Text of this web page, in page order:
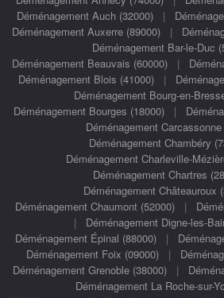
Déménagement Auch (32000)|
Déménagement Auxerre (89000) |
Déménagement Bar-le-Duc
Déménagement Beauvais (60000) |
Déménagement Blois (41000) |
Déménagement Bourg-en-
Déménagement Bourges (18000)|
Déménagement
Déménagement Chambéry
Déménagement Charleville-
Déménagement Chartres
Déménagement Châteauroux
Déménagement Chaumont (52000)|
| Déménagement Digne-les-
Déménagement Épinal (88000)|
Déménagement Foix (09000)|
Déménagement Grenoble (38000)|
Déménagement La Roche-sur-